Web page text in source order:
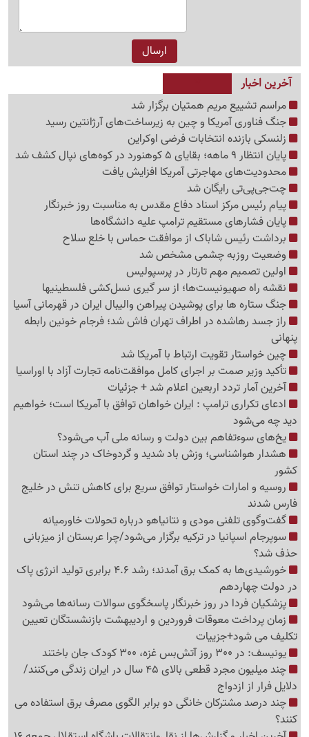
آخرین اخبار
مراسم تشییع مریم همتیان برگزار شد
جنگ فناوری آمریکا و چین به زیرساخت‌های آرژانتین رسید
زلنسکی بازنده انتخابات فرضی اوکراین
پایان انتظار 9 ماهه؛ بقایای 5 کوهنورد در کوه‌های نپال کشف شد
محدودیت‌های مهاجرتی آمریکا افزایش یافت
چت‌جی‌پی‌تی رایگان شد
پیام رئیس مرکز اسناد دفاع مقدس به مناسبت روز خبرنگار
پایان فشارهای مستقیم ترامپ علیه دانشگاه‌ها
برداشت رئیس شاباک از موافقت حماس با خلع سلاح
وضعیت روزبه چشمی مشخص شد
اولین تصمیم مهم تارتار در پرسپولیس
نقشه راه صهیونیست‌ها؛ از سر گیری نسل‌کشی فلسطینی‍ها
جنگ ستاره ها برای پوشیدن پیراهن والیبال ایران در قهرمانی آسیا
راز جسد رهاشده در اطراف تهران فاش شد؛ فرجام خونین رابطه
پنهانی
چین خواستار تقویت ارتباط با آمریکا شد
تأکید وزیر صمت بر اجرای کامل موافقت‌نامه تجارت آزاد با اوراسیا
آخرین آمار تردد اربعین اعلام شد + جزئیات
ادعای تکراری ترامپ : ایران خواهان توافق با آمریکا است؛ خواهیم
دید چه می‌شود
یخ‌های سوءتفاهم بین دولت و رسانه ملی آب می‌شود؟
هشدار هواشناسی؛ وزش باد شدید و گردوخاک در چند استان
کشور
روسیه و امارات خواستار توافق سریع برای کاهش تنش در خلیج
فارس شدند
گفت‌وگوی تلفنی مودی و نتانیاهو درباره تحولات خاورمیانه
سوپرجام اسپانیا در ترکیه برگزار می‌شود/چرا عربستان از میزبانی
حذف شد؟
خورشیدی‌ها به کمک برق آمدند؛ رشد 4.6 برابری تولید انرژی پاک
در دولت چهاردهم
پزشکیان فردا در روز خبرنگار پاسخگوی سوالات رسانه‌ها می‌شود
زمان پرداخت معوقات فروردین و اردیبهشت بازنشستگان تعیین
تکلیف می شود+جزییات
یونیسف: در 300 روز آتش‌بس غزه، 300 کودک جان باختند
چند میلیون مجرد قطعی بالای 45 سال در ایران زندگی می‌کنند/
دلایل فرار از ازدواج
چند درصد مشترکان خانگی دو برابر الگوی مصرف برق استفاده می
کنند؟